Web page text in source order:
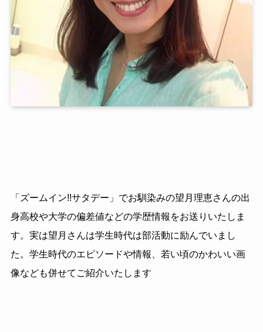
「ズームイン!!サタデー」でお馴染みの望月理恵さんの出
身高校や大学の偏差値などの学歴情報をお送りいたしま
す。実は望月さんは学生時代は部活動に励んでいまし
た。学生時代のエピソードや情報、若い頃のかわいい画
像なども併せてご紹介いたします